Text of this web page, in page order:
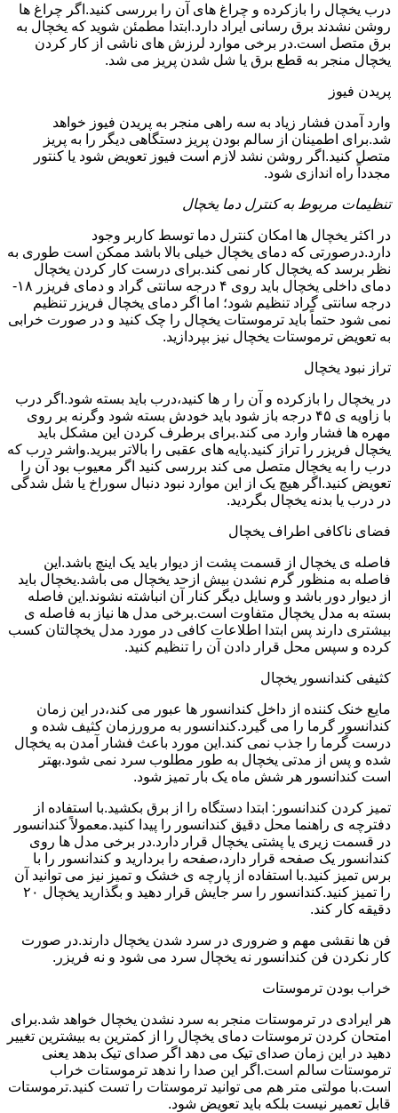
درب یخچال را بازکرده و چراغ های آن را بررسی کنید.اگر چراغ ها
روشن نشدند برق رسانی ایراد دارد.ابتدا مطمئن شوید که یخچال به
برق متصل است.در برخی موارد لرزش های ناشی از کار کردن
یخچال منجر به قطع برق یا شل شدن پریز می شد.
پریدن فیوز
وارد آمدن فشار زیاد به سه راهی منجر به پریدن فیوز خواهد
شد.برای اطمینان از سالم بودن پریز دستگاهی دیگر را به پریز
متصل کنید.اگر روشن نشد لازم است فیوز تعویض شود یا کنتور
مجدداً راه اندازی شود.
تنظیمات مربوط به کنترل دما یخچال
در اکثر یخچال ها امکان کنترل دما توسط کاربر وجود
دارد.درصورتی که دمای یخچال خیلی بالا باشد ممکن است طوری به
نظر برسد که یخچال کار نمی کند.برای درست کار کردن یخچال
دمای داخلی یخچال باید روی ۴ درجه سانتی گراد و دمای فریزر ۱۸-
درجه سانتی گراد تنظیم شود؛ اما اگر دمای یخچال فریزر تنظیم
نمی شود حتماً باید ترموستات یخچال را چک کنید و در صورت خرابی
به تعویض ترموستات یخچال نیز بپردازید.
تراز نبود یخچال
در یخچال را بازکرده و آن را ر ها کنید،درب باید بسته شود.اگر درب
با زاویه ی ۴۵ درجه باز شود باید خودش بسته شود وگرنه بر روی
مهره ها فشار وارد می کند.برای برطرف کردن این مشکل باید
یخچال فریزر را تراز کنید.پایه های عقبی را بالاتر ببرید.واشر درب که
درب را به یخچال متصل می کند بررسی کنید اگر معیوب بود آن را
تعویض کنید.اگر هیچ یک از این موارد نبود دنبال سوراخ یا شل شدگی
در درب یا بدنه یخچال بگردید.
فضای ناکافی اطراف یخچال
فاصله ی یخچال از قسمت پشت از دیوار باید یک اینچ باشد.این
فاصله به منظور گرم نشدن بیش ازحد یخچال می باشد.یخچال باید
از دیوار دور باشد و وسایل دیگر کنار آن انباشته نشوند.این فاصله
بسته به مدل یخچال متفاوت است.برخی مدل ها نیاز به فاصله ی
بیشتری دارند پس ابتدا اطلاعات کافی در مورد مدل یخچالتان کسب
کرده و سپس محل قرار دادن آن را تنظیم کنید.
کثیفی کندانسور یخچال
مایع خنک کننده از داخل کندانسور ها عبور می کند،در این زمان
کندانسور گرما را می گیرد.کندانسور به مرورزمان کثیف شده و
درست گرما را جذب نمی کند.این مورد باعث فشار آمدن به یخچال
شده و پس از مدتی یخچال به طور مطلوب سرد نمی شود.بهتر
است کندانسور هر شش ماه یک بار تمیز شود.
تمیز کردن کندانسور: ابتدا دستگاه را از برق بکشید.با استفاده از
دفترچه ی راهنما محل دقیق کندانسور را پیدا کنید.معمولاً کندانسور
در قسمت زیری یا پشتی یخچال قرار دارد.در برخی مدل ها روی
کندانسور یک صفحه قرار دارد،صفحه را بردارید و کندانسور را با
برس تمیز کنید.با استفاده از پارچه ی خشک و تمیز نیز می توانید آن
را تمیز کنید.کندانسور را سر جایش قرار دهید و بگذارید یخچال ۲۰
دقیقه کار کند.
فن ها نقشی مهم و ضروری در سرد شدن یخچال دارند.در صورت
کار نکردن فن کندانسور نه یخچال سرد می شود و نه فریزر.
خراب بودن ترموستات
هر ایرادی در ترموستات منجر به سرد نشدن یخچال خواهد شد.برای
امتحان کردن ترموستات دمای یخچال را از کمترین به بیشترین تغییر
دهید در این زمان صدای تیک می دهد اگر صدای تیک بدهد یعنی
ترموستات سالم است.اگر این صدا را ندهد ترموستات خراب
است.با مولتی متر هم می توانید ترموستات را تست کنید.ترموستات
قابل تعمیر نیست بلکه باید تعویض شود.